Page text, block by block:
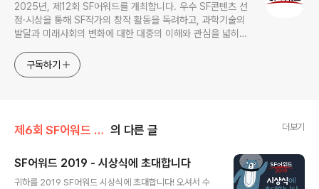
2025년, 제12회 SF어워드를 개최합니다. 우수 SF콘텐츠 선
정·시상을 통해 SF작가의 창작 활동을 독려하고, 과학기술의
발달과 미래사회의 변화에 대한 대중의 이해와 관심을 넓히기
로 12회를 맞이하였습니다.
구독하기
제6회 SF어워드 (2019) 의 다른 글 더보기
SF어워드 2019 - 시상식에 초대합니다
귀하를 2019 SF어워드 시상식에 초대합니다! 오셔서 수